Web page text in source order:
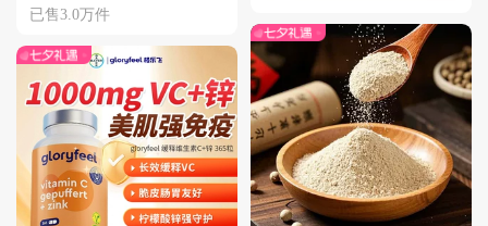
已售3.0万件